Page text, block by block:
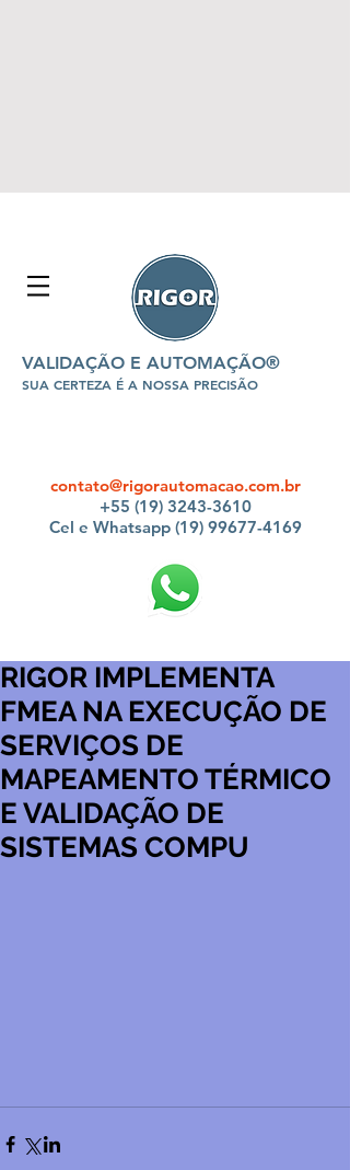
VALIDAÇÃO E AUTOMAÇÃO®
SUA CERTEZA É A NOSSA PRECISÃO
contato@rigorautomacao.com.br
+55 (19) 3243-3610
Cel e Whatsapp (19) 99677-4169
RIGOR IMPLEMENTA
FMEA NA EXECUÇÃO DE
SERVIÇOS DE
MAPEAMENTO TÉRMICO
E VALIDAÇÃO DE
SISTEMAS COMPU